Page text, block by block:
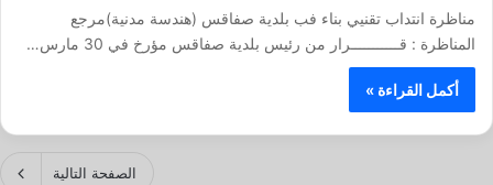
مناظرة انتداب تقنيي بناء فب بلدية صفاقس (هندسة مدنية)مرجع
المناظرة : قـــــــــــرار من رئيس بلدية صفاقس مؤرخ في 30 مارس…
أكمل القراءة »
الصفحة التالية